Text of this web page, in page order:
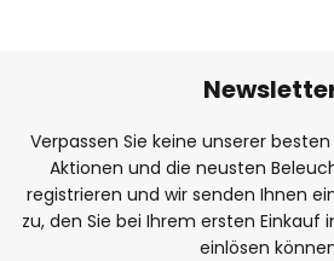
Verpassen Sie keine unserer
Aktionen und die neusten
registrieren und wir senden Ihnen
zu, den Sie bei Ihrem ersten Einkauf
einlösen